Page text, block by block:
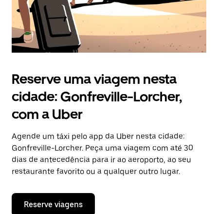
Reserve uma viagem nesta
cidade: Gonfreville-Lorcher,
com a Uber
Agende um táxi pelo app da Uber nesta cidade:
Gonfreville-Lorcher. Peça uma viagem com até 30
dias de antecedência para ir ao aeroporto, ao seu
restaurante favorito ou a qualquer outro lugar.
Reserve viagens